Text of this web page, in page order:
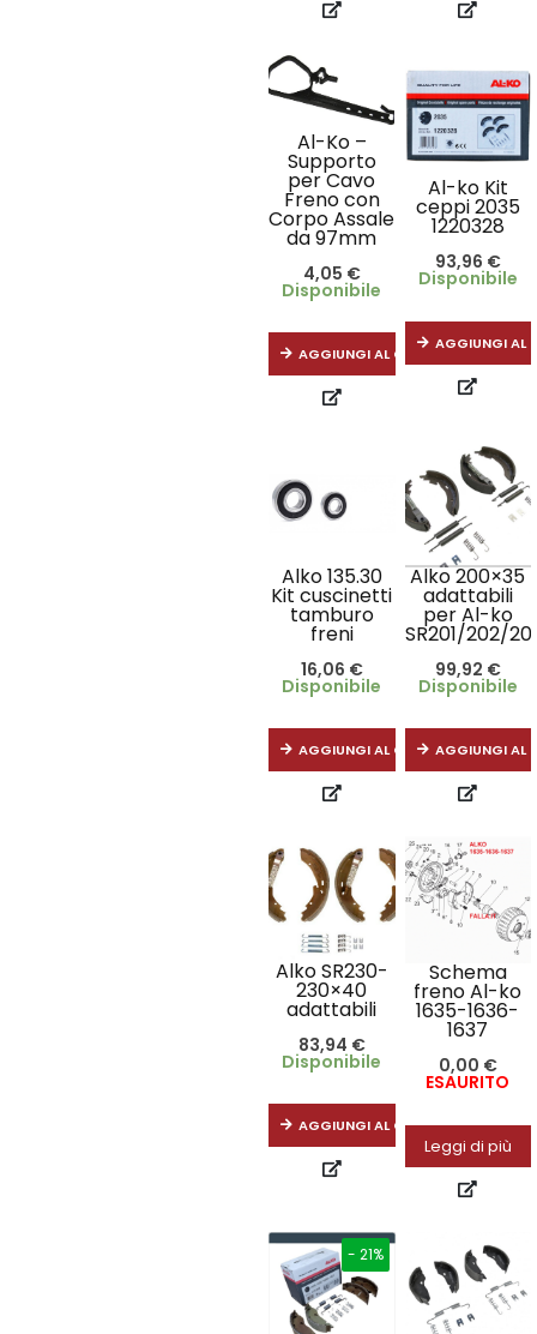
Al-Ko –
Supporto
per Cavo
Freno con
Corpo Assale
da 97mm
4,05 €
Disponibile
AGGIUNGI AL CARRELLO
Al-ko Kit
ceppi 2035
1220328
93,96 €
Disponibile
AGGIUNGI AL
Alko 135.30
Kit cuscinetti
tamburo
freni
16,06 €
Disponibile
AGGIUNGI AL CARRELLO
Alko 200×35
adattabili
per Al-ko
SR201/202/
99,92 €
Disponibile
AGGIUNGI AL
Alko SR230-
230×40
adattabili
83,94 €
Disponibile
AGGIUNGI AL CARRELLO
Schema
freno Al-ko
1635-1636-
1637
0,00 €
ESAURITO
Leggi di più
- 21%